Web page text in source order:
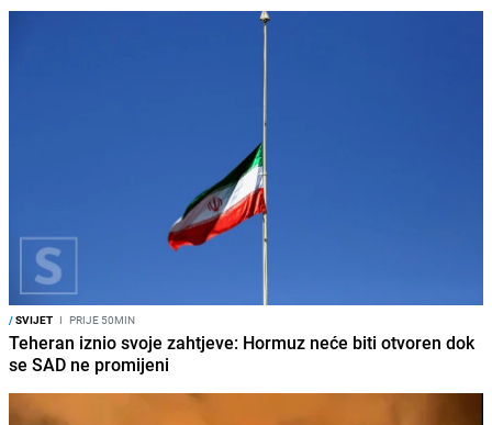
/SVIJET I PRIJE 50MIN
Teheran iznio svoje zahtjeve: Hormuz neće biti otvoren dok
se SAD ne promijeni